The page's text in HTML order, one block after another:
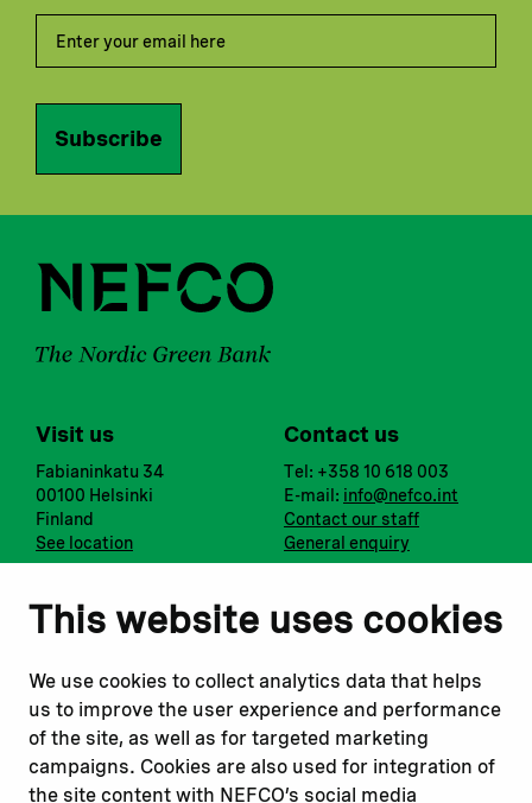
This website uses cookies
We use cookies to collect analytics data that helps
us to improve the user experience and performance
of the site, as well as for targeted marketing
campaigns. Cookies are also used for integration of
the site content with NEFCO’s social media
Subscribe
Visit us
Fabianinkatu 34
00100 Helsinki
Finland
See location
Contact us
Tel: +358 10 618 003
E-mail: info@nefco.int
Contact our staff
General enquiry
Notify us
Report a concern
Submit a complaint
Instagram
Youtube